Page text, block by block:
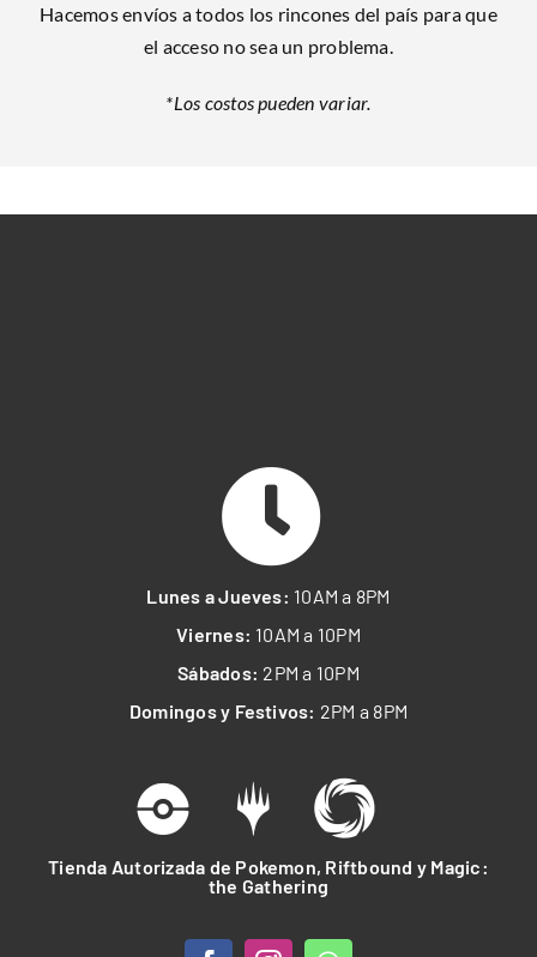
Hacemos envíos a todos los rincones del país para que
el acceso no sea un problema.
*Los costos pueden variar.
Lunes a Jueves: 10AM a 8PM
Viernes: 10AM a 10PM
Sábados: 2PM a 10PM
Domingos y Festivos: 2PM a 8PM
Tienda Autorizada de Pokemon, Riftbound y Magic:
the Gathering